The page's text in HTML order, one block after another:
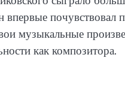
впервые почувствовал
музыкальные
как композитора.